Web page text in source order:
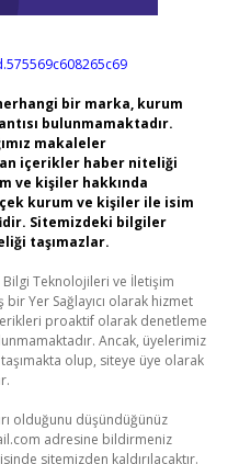
bir marka, kurum
bulunmamaktadır.
makaleler
içerikler haber niteliği
ve kişiler hakkında
kurum ve kişiler ile isim
Sitemizdeki bilgiler
taşımazlar.
Bilgi Teknolojileri ve İletişim
bir Yer Sağlayıcı olarak hizmet
proaktif olarak denetleme
Ancak, üyelerimiz
olup, siteye üye olarak
olduğunu düşündüğünüz
adresine bildirmeniz
sitemizden kaldırılacaktır.